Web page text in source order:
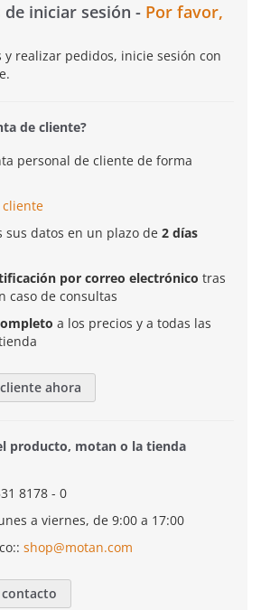
de iniciar sesión - Por favor,
y realizar pedidos, inicie sesión con
de cliente?
personal de cliente de forma
cliente
sus datos en un plazo de 2 días
por correo electrónico tras
caso de consultas
a los precios y a todas las
ahora
producto, motan o la tienda
8178 - 0
a viernes, de 9:00 a 17:00
shop@motan.com